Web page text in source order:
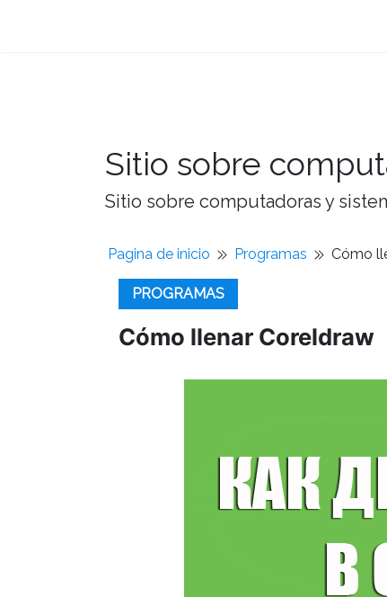
Sitio sobre
Sitio sobre computadoras y
Pagina de inicio Programas Cómo
PROGRAMAS
Cómo llenar Coreldraw